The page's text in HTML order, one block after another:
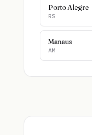
Porto Alegre
RS
Manaus
AM